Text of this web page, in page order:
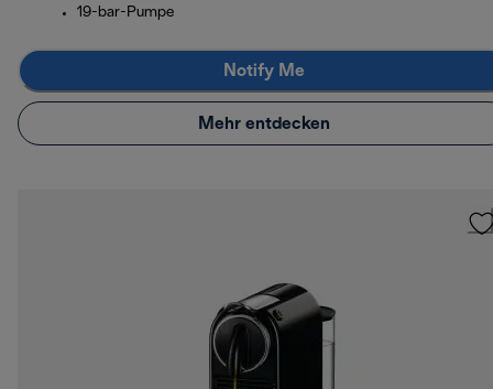
19-bar-Pumpe
Notify Me
Mehr entdecken